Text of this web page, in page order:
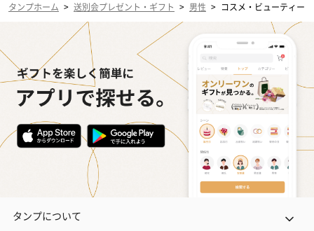
タンプホーム > 送別会プレゼント・ギフト > 男性 > コスメ・ビューティー
タンプについて